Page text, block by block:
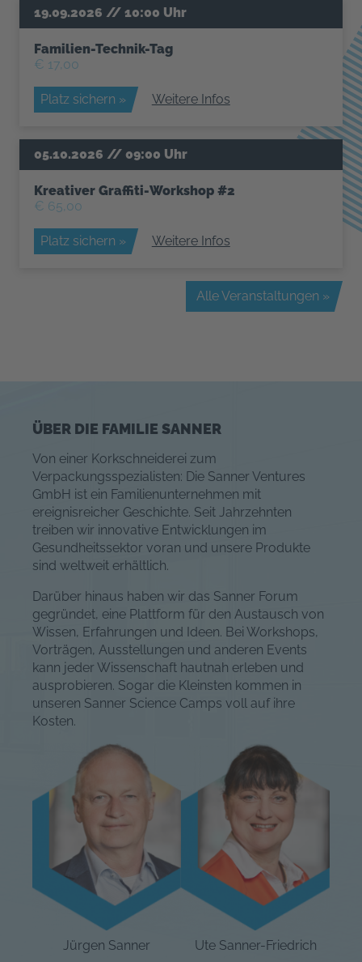
Familien-Technik-Tag
€ 17,00
Platz sichern » Weitere Infos
Kreativer Graffiti-Workshop #2
€ 65,00
Platz sichern » Weitere Infos
Alle Veranstaltungen »
ÜBER DIE FAMILIE SANNER
Von einer Korkschneiderei zum
Verpackungsspezialisten: Die Sanner Ventures
GmbH ist ein Familienunternehmen mit
ereignisreicher Geschichte. Seit Jahrzehnten
treiben wir innovative Entwicklungen im
Gesundheitssektor voran und unsere Produkte
sind weltweit erhältlich.
Darüber hinaus haben wir das Sanner Forum
gegründet, eine Plattform für den Austausch von
Wissen, Erfahrungen und Ideen. Bei Workshops,
Vorträgen, Ausstellungen und anderen Events
kann jeder Wissenschaft hautnah erleben und
ausprobieren. Sogar die Kleinsten kommen in
unseren Sanner Science Camps voll auf ihre
Kosten.
Jürgen Sanner Ute Sanner-Friedrich